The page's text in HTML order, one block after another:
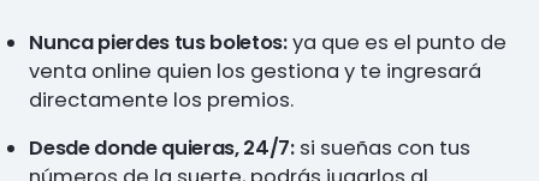
Nunca pierdes tus boletos:ya que es el punto de
venta online quien los gestiona y te ingresará
directamente los premios.
Desde donde quieras, 24/7:si sueñas con tus